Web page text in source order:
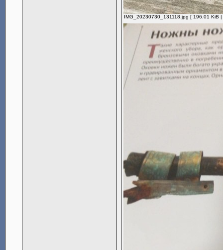
IMG_20230730_131118.jpg [ 196.01 KiB